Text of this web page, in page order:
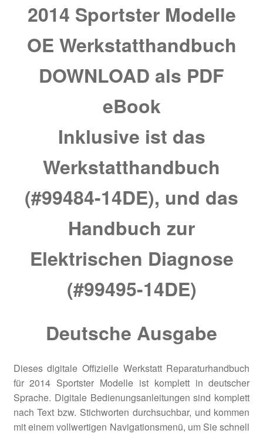
2014 Sportster Modelle
OE Werkstatthandbuch
DOWNLOAD als PDF
eBook
Inklusive ist das
Werkstatthandbuch
(#99484-14DE), und das
Handbuch zur
Elektrischen Diagnose
(#99495-14DE)
Deutsche Ausgabe
Dieses digitale Offizielle Werkstatt Reparaturhandbuch
für 2014 Sportster Modelle ist komplett in deutscher
Sprache. Digitale Bedienungsanleitungen sind komplett
nach Text bzw. Stichworten durchsuchbar, und kommen
mit einem vollwertigen Navigationsmenü, um Sie schnell